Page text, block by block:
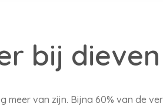
bij dieven
meer van zijn. Bijna 60% van de